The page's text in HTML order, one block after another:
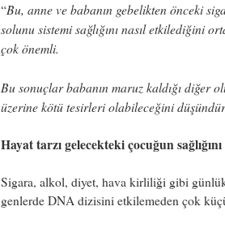
“Bu, anne ve babanın gebelikten önceki
solunu sistemi sağlığını nasıl etkilediğini
çok önemli.
Bu sonuçlar babanın maruz kaldığı diğer
üzerine kötü tesirleri olabileceğini
Hayat tarzı gelecekteki çocuğun
Sigara, alkol, diyet, hava kirliliği gibi günlük
genlerde DNA dizisini etkilemeden çok